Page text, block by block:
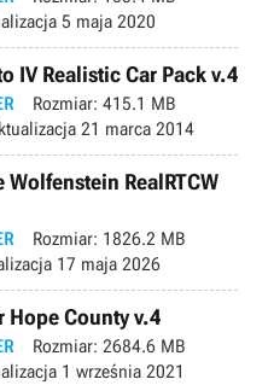
5 maja 2020
IV Realistic Car Pack v.4
Rozmiar: 415.1 MB
21 marca 2014
Wolfenstein RealRTCW
Rozmiar: 1826.2 MB
17 maja 2026
Hope County v.4
Rozmiar: 2684.6 MB
1 września 2021